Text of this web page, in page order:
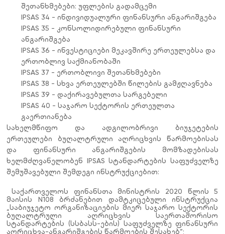
შეთანხმებები: უფლების გადამცემი
IPSAS 34 - ინდივიდუალური ფინანსური ანგარიშგება
IPSAS 35 - კონსოლიდირებული ფინანსური
ანგარიშგება
IPSAS 36 - ინვესტიციები მეკავშირე ერთეულებსა და
ერთობლივ საქმიანობაში
IPSAS 37 - ერთობლივი შეთანხმებები
IPSAS 38 - სხვა ერთეულებში წილების გამჟღავნება
IPSAS 39 - დაქირავებულთა სარგებელი
IPSAS 40 - საჯარო სექტორის ერთეულთა
გაერთიანება
სახელმწიფო და ადგილობრივი ბიუჯეტების
ერთეულები
ბუღალტრული აღრიცხვის წარმოებისას
და ფინანსური ანგარიშგების მომზადებისას
ხელმძღვანელობენ IPSASსტანდარტების საფუძველზე
შემუშავებულიშემდეგი ინსტრუქციებით:
საქართველოს ფინანსთა მინისტრის 2020 წლის 5
მაისის N108 ბრძანებით დამტკიცებული ინსტრუქცია
„საბიუჯეტო ორგანიზაციების მიერ საჯარო სექტორის
ბუღალტრული აღრიცხვის საერთაშორისო
სტანდარტების (სსბასს-ების) საფუძველზე ფინანსური
აღრიცხვა-ანგარიშგების წარმოების შესახებ“;